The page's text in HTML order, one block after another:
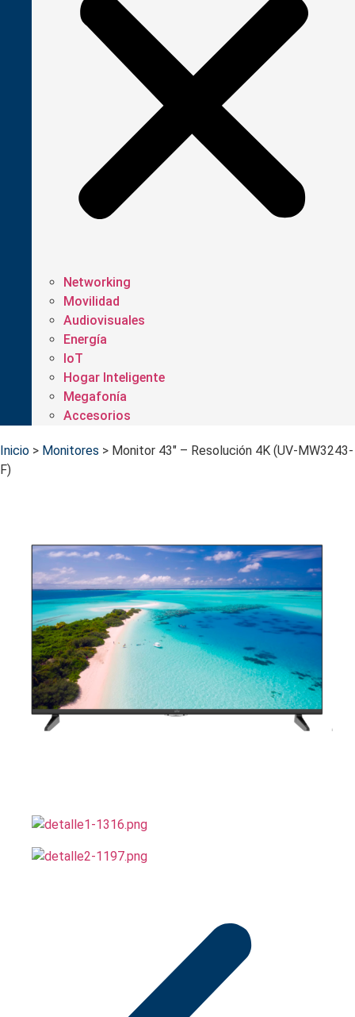
Networking
Movilidad
Audiovisuales
Energía
IoT
Hogar Inteligente
Megafonía
Accesorios
Inicio > Monitores > Monitor 43″ – Resolución 4K (UV-MW3243-
F)